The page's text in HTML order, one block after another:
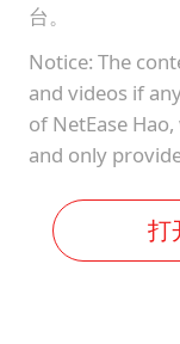
台。
Notice: The
and videos if
of NetEase
and only
打